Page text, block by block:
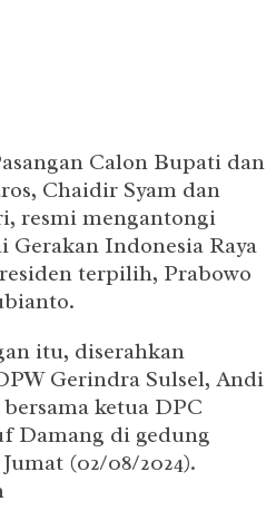
Calon Bupati dan
Chaidir Syam dan
resmi mengantongi
Indonesia Raya
terpilih, Prabowo
itu, diserahkan
Gerindra Sulsel, Andi
ketua DPC
Damang di gedung
(02/08/2024).